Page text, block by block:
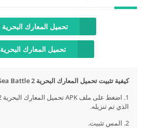
تحميل المعارك البحرية 2 للأندرويد
تحميل المعارك البحرية 2 للأيفون
كيفية تثبيت تحميل المعارك البحرية Sea Battle 2 أخر إصدار APK؟
الذي تم تنزيله.
2. المس تثبيت.